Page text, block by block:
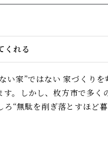
くれる
い家”ではない 家づくり
。しかし、枚方市で多
“無駄を削ぎ落とすほど